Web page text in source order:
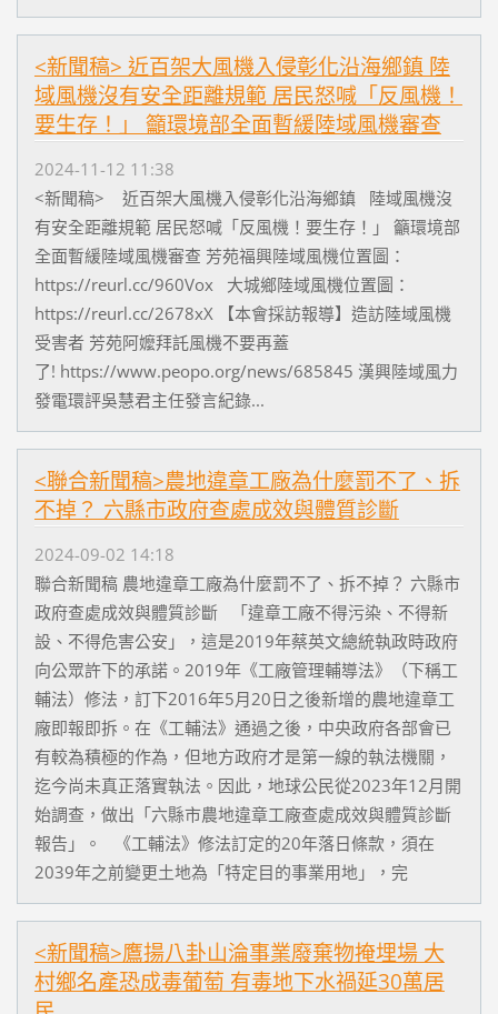
<新聞稿> 近百架大風機入侵彰化沿海鄉鎮 陸
域風機沒有安全距離規範 居民怒喊「反風機！
要生存！」 籲環境部全面暫緩陸域風機審查
2024-11-12 11:38
<新聞稿> 近百架大風機入侵彰化沿海鄉鎮 陸域風機沒
有安全距離規範 居民怒喊「反風機！要生存！」 籲環境部
全面暫緩陸域風機審查 芳苑福興陸域風機位置圖：
https://reurl.cc/960Vox 大城鄉陸域風機位置圖：
https://reurl.cc/2678xX 【本會採訪報導】造訪陸域風機
受害者 芳苑阿嬤拜託風機不要再蓋
了! https://www.peopo.org/news/685845 漢興陸域風力
發電環評吳慧君主任發言紀錄...
<聯合新聞稿>農地違章工廠為什麼罰不了、拆
不掉？ 六縣市政府查處成效與體質診斷
2024-09-02 14:18
聯合新聞稿 農地違章工廠為什麼罰不了、拆不掉？ 六縣市
政府查處成效與體質診斷 「違章工廠不得污染、不得新
設、不得危害公安」，這是2019年蔡英文總統執政時政府
向公眾許下的承諾。2019年《工廠管理輔導法》（下稱工
輔法）修法，訂下2016年5月20日之後新增的農地違章工
廠即報即拆。在《工輔法》通過之後，中央政府各部會已
有較為積極的作為，但地方政府才是第一線的執法機關，
迄今尚未真正落實執法。因此，地球公民從2023年12月開
始調查，做出「六縣市農地違章工廠查處成效與體質診斷
報告」。 《工輔法》修法訂定的20年落日條款，須在
2039年之前變更土地為「特定目的事業用地」，完
<新聞稿>鷹揚八卦山淪事業廢棄物掩埋場 大
村鄉名產恐成毒葡萄 有毒地下水禍延30萬居